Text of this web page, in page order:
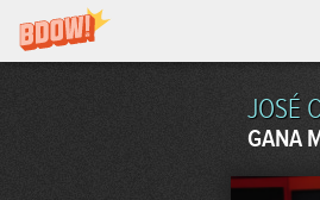
JOSÉ
GANA